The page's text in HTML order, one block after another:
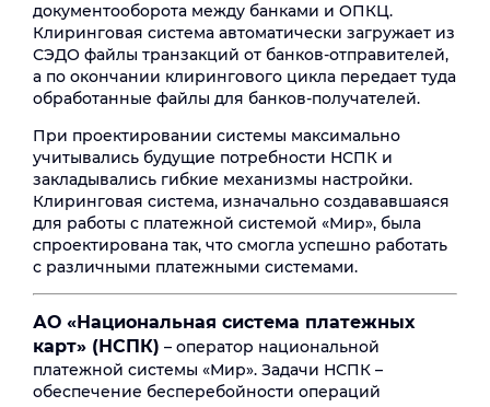
документооборота между банками и ОПКЦ.
Клиринговая система автоматически загружает из
СЭДО файлы транзакций от банков-отправителей,
а по окончании клирингового цикла передает туда
обработанные файлы для банков-получателей.
При проектировании системы максимально
учитывались будущие потребности НСПК и
закладывались гибкие механизмы настройки.
Клиринговая система, изначально создававшаяся
для работы с платежной системой «Мир», была
спроектирована так, что смогла успешно работать
с различными платежными системами.
АО «Национальная система платежных
карт» (НСПК) – оператор национальной
платежной системы «Мир». Задачи НСПК –
обеспечение бесперебойности операций